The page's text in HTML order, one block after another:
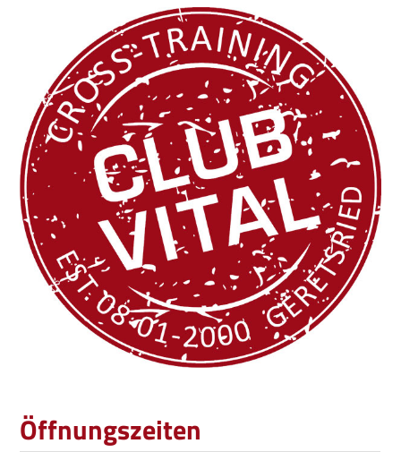
Öffnungszeiten